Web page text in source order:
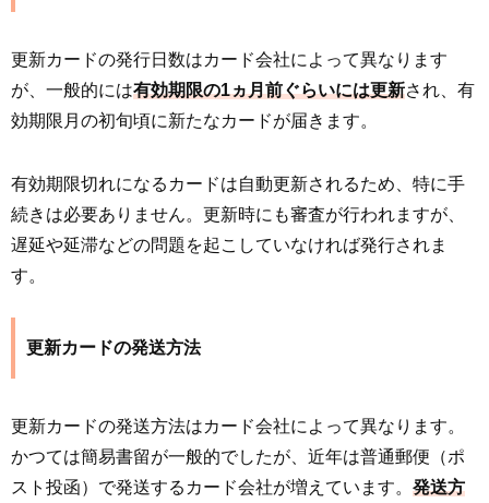
更新カードの発行日数はカード会社によって異なります
が、一般的には有効期限の1ヵ月前ぐらいには更新され、有
効期限月の初旬頃に新たなカードが届きます。
有効期限切れになるカードは自動更新されるため、特に手
続きは必要ありません。更新時にも審査が行われますが、
遅延や延滞などの問題を起こしていなければ発行されま
す。
更新カードの発送方法
更新カードの発送方法はカード会社によって異なります。
かつては簡易書留が一般的でしたが、近年は普通郵便（ポ
スト投函）で発送するカード会社が増えています。 発送方